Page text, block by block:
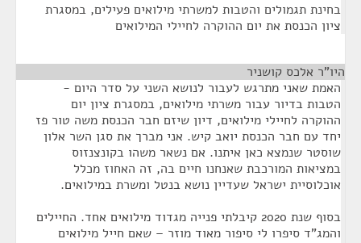
בחינת תגמולים והטבות למשרתי מילואים פעילים, במסגרת
ציון הכנסת את יום ההוקרה לחיילי המילואים
היו"ר אלכס קושניר
האמת שאני מתרגש לעבור לנושא השני על סדר היום -
הטבות בדיור עבור משרתי מילואים, במסגרת ציון יום
ההוקרה לחיילי מילואים, דיון שיזם חבר הכנסת משה טור פז
יחד עם חבר הכנסת יואב קיש. אני מברך את סגן השר אלון
שוסטר שנמצא כאן איתנו. אם נשאר משהו בקונצנזוס
במציאות המורכבת שאנחנו חיים בה, זה האחוז מכלל
אוכלוסיית ישראל שעדיין נושא בנטל ומשרת במילואים.
בסוף שנת 2020 קיבלתי פנייה מגדוד מילואים אחד. החיילים
והמג"ד סיפרו לי סיפור מאוד מוזר – שאם חייל מילואים